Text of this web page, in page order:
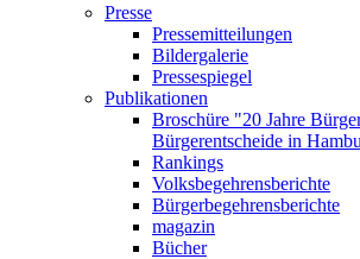
Presse
Pressemitteilungen
Bildergalerie
Pressespiegel
Publikationen
Broschüre "20 Jahre
Bürgerentscheide in
Rankings
Volksbegehrensberichte
Bürgerbegehrensberichte
magazin
Bücher